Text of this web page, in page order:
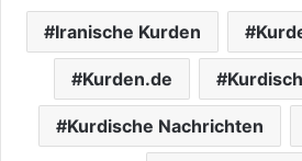
Iranische Kurden
Kurden.de
Kurdische Nachrichten